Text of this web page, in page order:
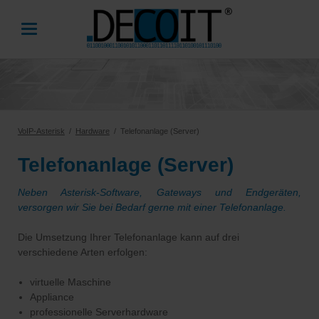
VoIP-Asterisk Hardware Telefonanlage (Server)
Telefonanlage (Server)
Neben Asterisk-Software, Gateways und Endgeräten,
versorgen wir Sie bei Bedarf gerne mit einer Telefonanlage.
Die Umsetzung Ihrer Telefonanlage kann auf drei
verschiedene Arten erfolgen:
virtuelle Maschine
Appliance
professionelle Serverhardware